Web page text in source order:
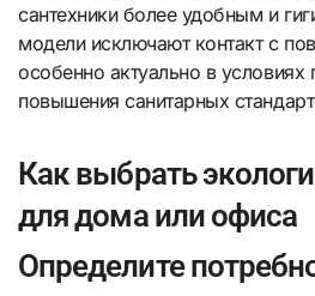
сантехники более удобным и
модели исключают контакт с
особенно актуально в условиях
повышения санитарных
Как выбрать
для дома или офиса
Определите